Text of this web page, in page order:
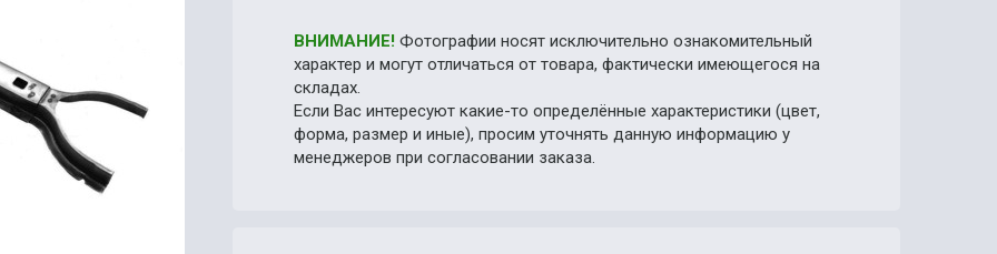
ВНИМАНИЕ!Фотографии носят исключительно ознакомительный
характер и могут отличаться от товара, фактически имеющегося на
складах.
Если Вас интересуют какие-то определённые характеристики (цвет,
форма, размер и иные), просим уточнять данную информацию у
менеджеров при согласовании заказа.